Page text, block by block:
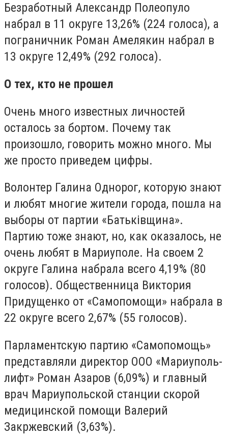
Безработный Александр Полеопуло
набрал в 11 округе 13,26% (224 голоса), а
пограничник Роман Амелякин набрал в
13 округе 12,49% (292 голоса).
О тех, кто не прошел
Очень много известных личностей
осталось за бортом. Почему так
произошло, говорить можно много. Мы
же просто приведем цифры.
Волонтер Галина Однорог, которую знают
и любят многие жители города, пошла на
выборы от партии «Батькiвщина».
Партию тоже знают, но, как оказалось, не
очень любят в Мариуполе. На своем 2
округе Галина набрала всего 4,19% (80
голосов). Общественница Виктория
Придущенко от «Самопомощи» набрала в
22 округе всего 2,67% (55 голосов).
Парламентскую партию «Самопомощь»
представляли директор ООО «Мариуполь-
лифт» Роман Азаров (6,09%) и главный
врач Мариупольской станции скорой
медицинской помощи Валерий
Закржевский (3,63%).